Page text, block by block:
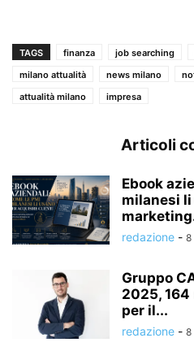
TAGS finanza job searching
milano attualità
news milano
attualità milano
impresa
Articoli
Ebook
milanesi
redazione - 8
Gruppo
2025,
per il...
redazione - 8